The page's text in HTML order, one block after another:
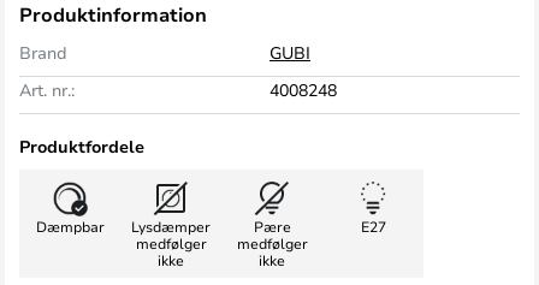
Produktinformation
Brand
GUBI
Art. nr.:
4008248
Produktfordele
Dæmpbar
Lysdæmper
medfølger
ikke
Pære
medfølger
ikke
E27